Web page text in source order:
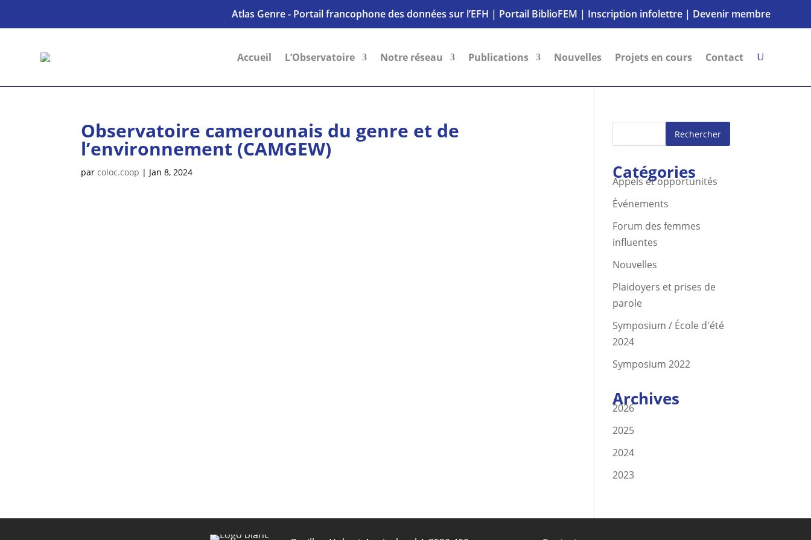
Atlas Genre - Portail francophone des données sur l’EFH | Portail BiblioFEM | Inscription infolettre| Devenir membre
Accueil L’Observatoire Notre réseau Publications Nouvelles Projets en cours Contact
Observatoire camerounais du genre et de
l’environnement (CAMGEW)
parcoloc.coop | Jan 8, 2024
Rechercher
Catégories
Appels et opportunités
Événements
Forum des femmes
influentes
Nouvelles
Plaidoyers et prises de
parole
Symposium / École d'été
2024
Symposium 2022
Archives
2026
2025
2024
2023